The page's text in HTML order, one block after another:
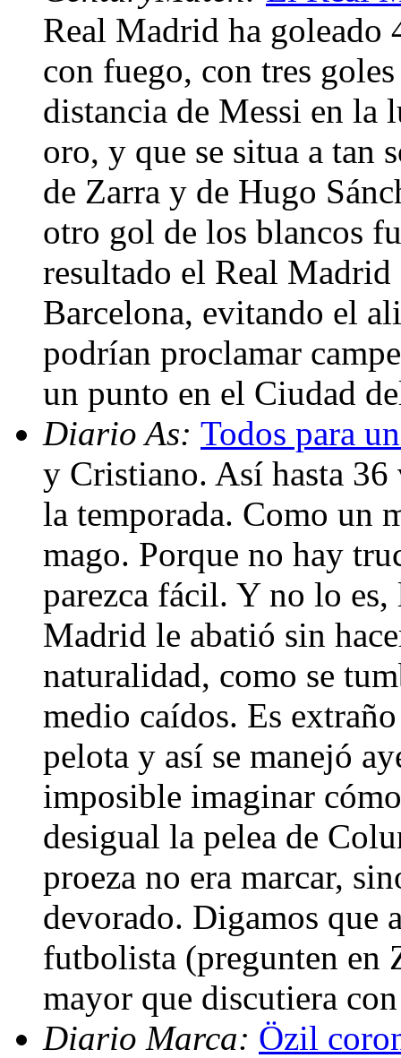
Real Madrid ha goleado
con fuego, con tres
distancia de Messi en la
oro, y que se situa a tan
de Zarra y de Hugo
otro gol de los blancos
resultado el Real
Barcelona, evitando el
podrían proclamar
un punto en el Ciudad
Diario As: Todos para
y Cristiano. Así hasta
la temporada. Como un
mago. Porque no hay
parezca fácil. Y no lo
Madrid le abatió sin
naturalidad, como se
medio caídos. Es
pelota y así se manejó
imposible imaginar
desigual la pelea de
proeza no era marcar,
devorado. Digamos que
futbolista (pregunten en
mayor que discutiera
Diario Marca: Özil